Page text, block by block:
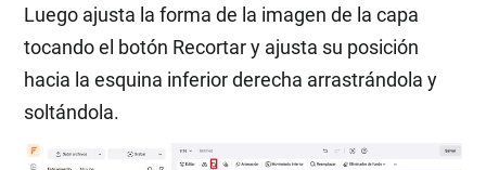
Luego ajusta la forma de la imagen de la capa
tocando el botón Recortar y ajusta su posición
hacia la esquina inferior derecha arrastrándola y
soltándola.